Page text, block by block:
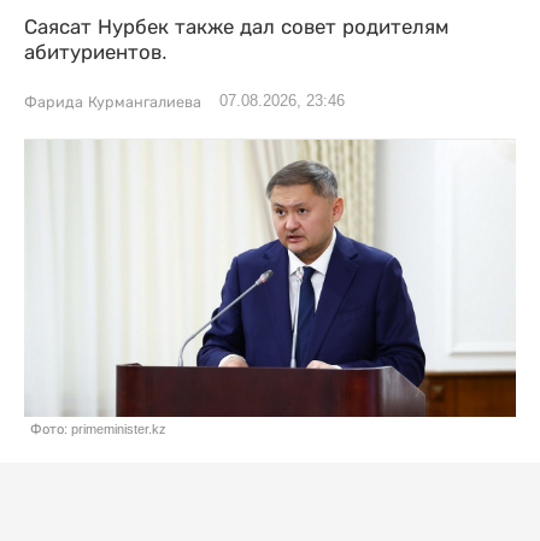
Саясат Нурбек также дал совет родителям
абитуриентов.
Фарида Курмангалиева 07.08.2026, 23:46
Фото: primeminister.kz